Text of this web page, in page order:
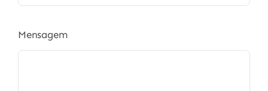
Mensagem